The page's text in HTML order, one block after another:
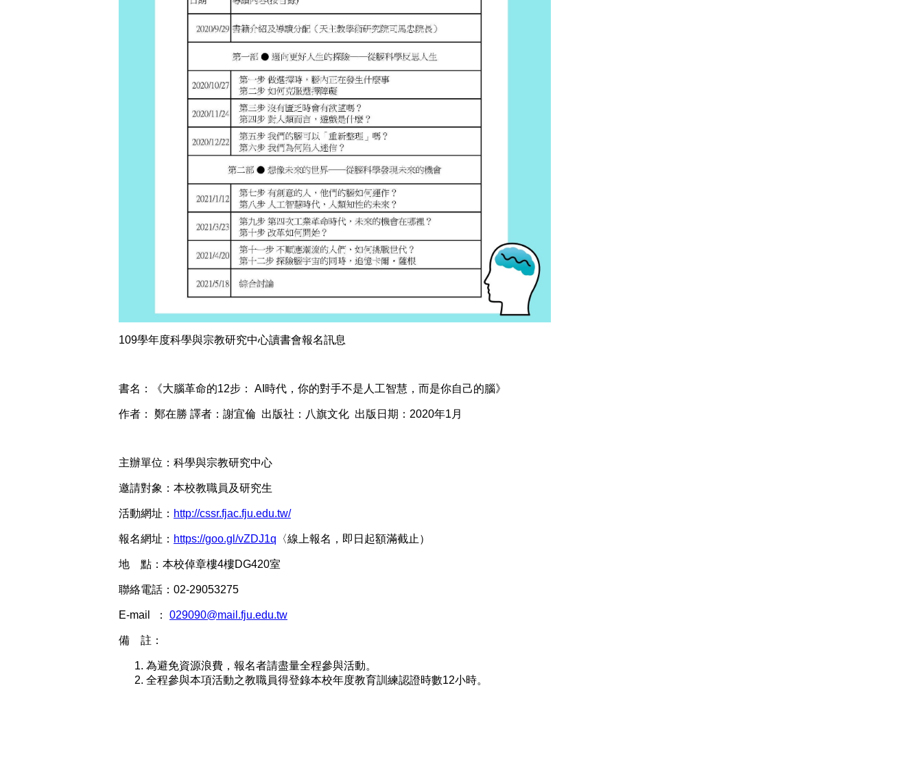
109學年度科學與宗教研究中心讀書會報名訊息
書名：《大腦革命的12步： AI時代，你的對手不是人工智慧，而是你自己的腦》
作者： 鄭在勝 譯者：謝宜倫 出版社：八旗文化 出版日期：2020年1月
主辦單位：科學與宗教研究中心
邀請對象：本校教職員及研究生
活動網址： http://cssr.fjac.fju.edu.tw/
報名網址： https://goo.gl/vZDJ1q 〈線上報名，即日起額滿截止）
地 點：本校倬章樓4樓DG420室
聯絡電話：02-29053275
E-mail ： 029090@mail.fju.edu.tw
備 註：
為避免資源浪費，報名者請盡量全程參與活動。
全程參與本項活動之教職員得登錄本校年度教育訓練認證時數12小時。